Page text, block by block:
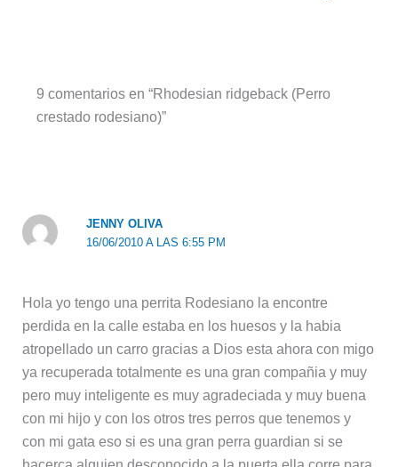
9 comentarios en “Rhodesian ridgeback (Perro
crestado rodesiano)”
JENNY OLIVA
16/06/2010 A LAS 6:55 PM
Hola yo tengo una perrita Rodesiano la encontre
perdida en la calle estaba en los huesos y la habia
atropellado un carro gracias a Dios esta ahora con migo
ya recuperada totalmente es una gran compañia y muy
pero muy inteligente es muy agradeciada y muy buena
con mi hijo y con los otros tres perros que tenemos y
con mi gata eso si es una gran perra guardian si se